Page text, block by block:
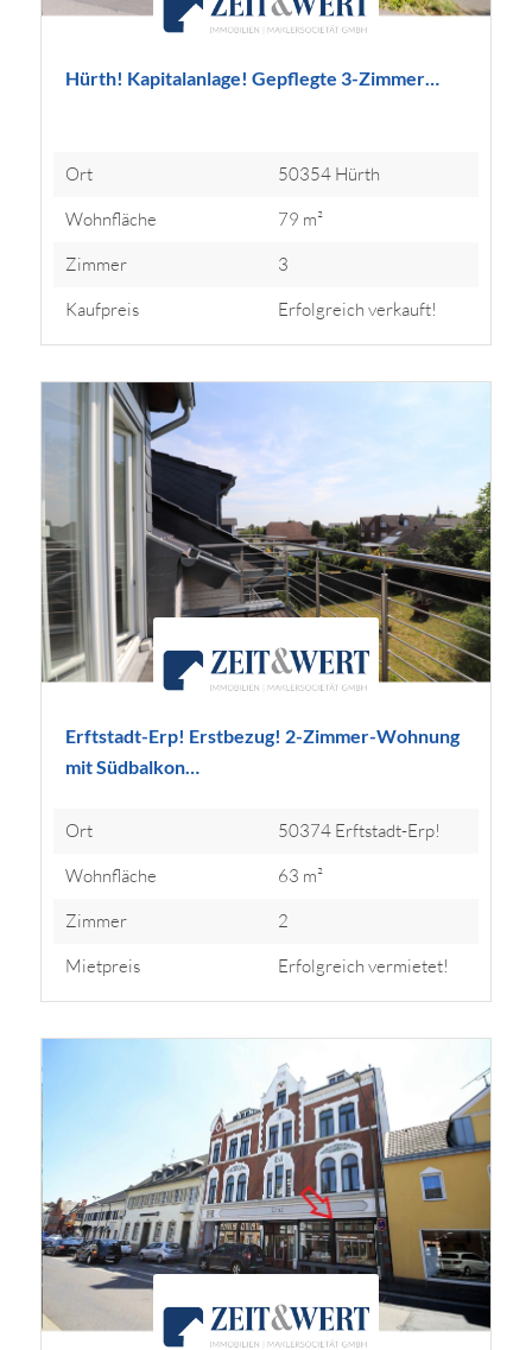
Hürth! Kapitalanlage! Gepflegte 3-Zimmer…
Ort
50354 Hürth
Wohnfläche
79 m²
Zimmer
3
Kaufpreis
Erfolgreich verkauft!
Erftstadt-Erp! Erstbezug! 2-Zimmer-Wohnung
mit Südbalkon…
Ort
50374 Erftstadt-Erp!
Wohnfläche
63 m²
Zimmer
2
Mietpreis
Erfolgreich vermietet!